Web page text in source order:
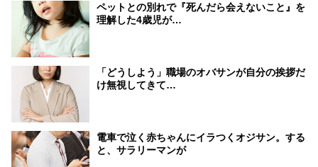
ペットとの別れで『死んだら会えないこと』を
理解した4歳児が…
「どうしよう」職場のオバサンが自分の挨拶だ
け無視してきて…
電車で泣く赤ちゃんにイラつくオジサン。する
と、サラリーマンが